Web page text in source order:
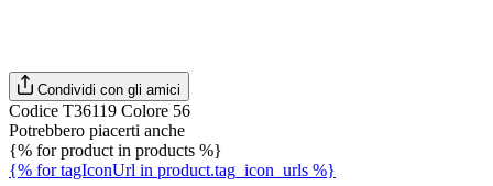
Condividi con gli amici
Codice T36119 Colore 56
Potrebbero piacerti anche
{% for product in products %}
{% for tagIconUrl in product.tag_icon_urls %}